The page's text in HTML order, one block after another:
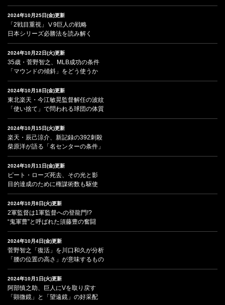
2024年10月25日(金)更新
「2戦目重視」Ⅴ9巨人の戦略
日本シリーズ必勝法を読み解く
2024年10月22日(火)更新
35歳・菅野智之、MLB成功の条件
「マウンドの傾斜」をどう使うか
2024年10月18日(金)更新
東北楽天・今江敏晃監督解任の波紋
「使い捨て」で問われる球団の体質
2024年10月15日(火)更新
楽天・辰己涼介、新記録の392刺殺
柴原洋が語る「名センターの条件」
2024年10月11日(金)更新
ピート・ローズ死去、その光と影
目的達成のために権謀術数も駆使
2024年10月8日(火)更新
2軍監督は1軍監督への登龍門!?
“鬼軍曹”と呼ばれた須藤豊の奮闘
2024年10月4日(金)更新
菅野智之「復活」を川口和久が分析
「腰の位置の高さ」が意味するもの
2024年10月1日(火)更新
阿部慎之助、巨人にVを取り戻す
「顕微鏡」と「望遠鏡」の好采配